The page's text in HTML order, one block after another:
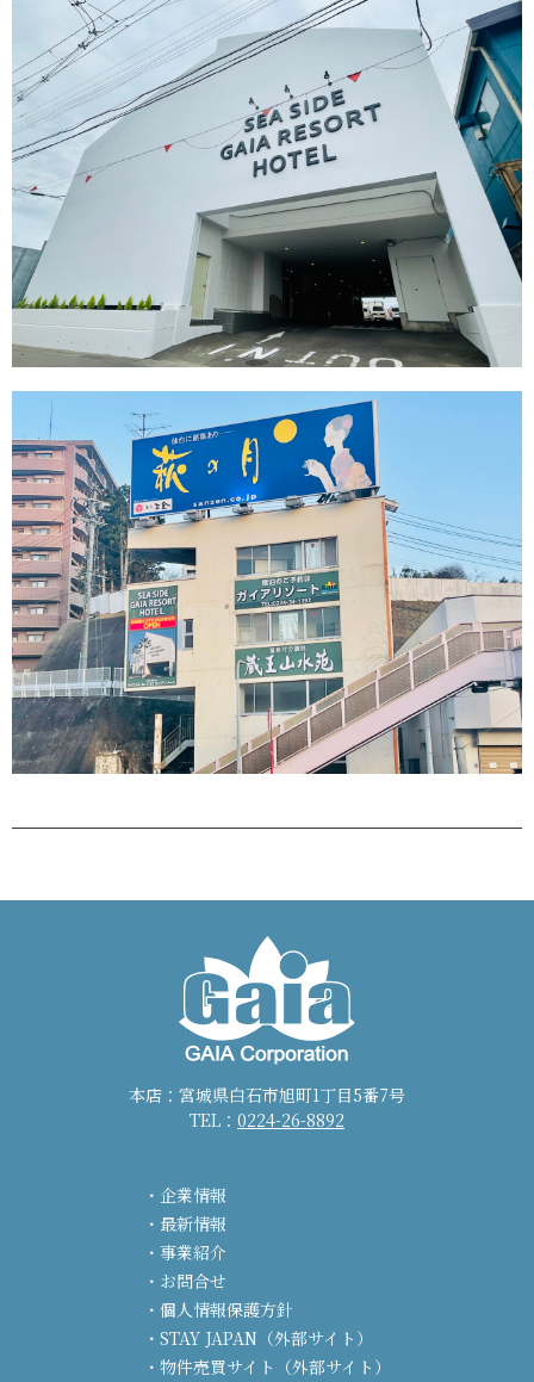
本店：宮城県白石市旭町1丁目5番7号
TEL： 0224-26-8892
企業情報
最新情報
事業紹介
お問合せ
個人情報保護方針
STAY JAPAN（外部サイト）
物件売買サイト（外部サイト）